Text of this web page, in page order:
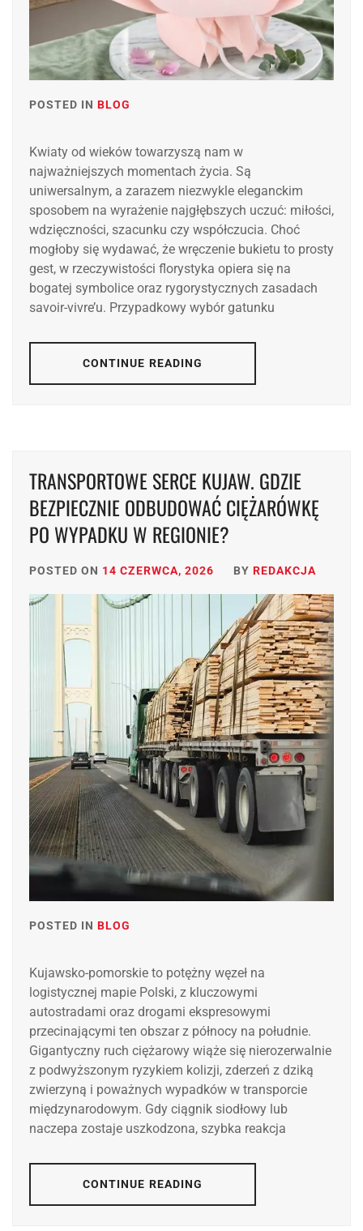
POSTED IN BLOG
Kwiaty od wieków towarzyszą nam w
najważniejszych momentach życia. Są
uniwersalnym, a zarazem niezwykle eleganckim
sposobem na wyrażenie najgłębszych uczuć: miłości,
wdzięczności, szacunku czy współczucia. Choć
mogłoby się wydawać, że wręczenie bukietu to prosty
gest, w rzeczywistości florystyka opiera się na
bogatej symbolice oraz rygorystycznych zasadach
savoir-vivre’u. Przypadkowy wybór gatunku
CONTINUE READING
TRANSPORTOWE SERCE KUJAW. GDZIE
BEZPIECZNIE ODBUDOWAĆ CIĘŻARÓWKĘ
PO WYPADKU W REGIONIE?
POSTED ON 14 CZERWCA, 2026 BY REDAKCJA
POSTED IN BLOG
Kujawsko-pomorskie to potężny węzeł na
logistycznej mapie Polski, z kluczowymi
autostradami oraz drogami ekspresowymi
przecinającymi ten obszar z północy na południe.
Gigantyczny ruch ciężarowy wiąże się nierozerwalnie
z podwyższonym ryzykiem kolizji, zderzeń z dziką
zwierzyną i poważnych wypadków w transporcie
międzynarodowym. Gdy ciągnik siodłowy lub
naczepa zostaje uszkodzona, szybka reakcja
CONTINUE READING